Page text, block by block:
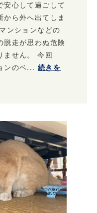
安心して過ごして
から外へ出てしま
ンションなどの
脱走が思わぬ危険
ません。 今回
ンのベ... 続きを